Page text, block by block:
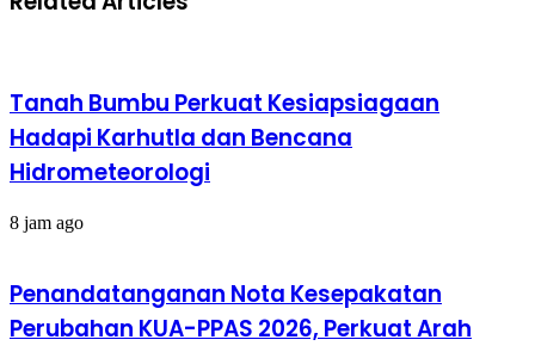
Tanah Bumbu Perkuat Kesiapsiagaan
Hadapi Karhutla dan Bencana
Hidrometeorologi
8 jam ago
Penandatanganan Nota Kesepakatan
Perubahan KUA-PPAS 2026, Perkuat Arah